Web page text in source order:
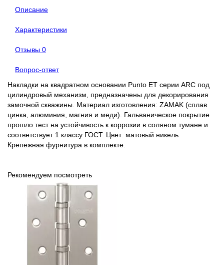
Описание
Характеристики
Отзывы 0
Вопрос-ответ
Накладки на квадратном основании Punto ET серии ARC под
цилиндровый механизм, предназначены для декорирования
замочной скважины. Материал изготовления: ZAMAK (сплав
цинка, алюминия, магния и меди). Гальваническое покрытие
прошло тест на устойчивость к коррозии в соляном тумане и
соответствует 1 классу ГОСТ. Цвет: матовый никель.
Крепежная фурнитура в комплекте.
Рекомендуем посмотреть